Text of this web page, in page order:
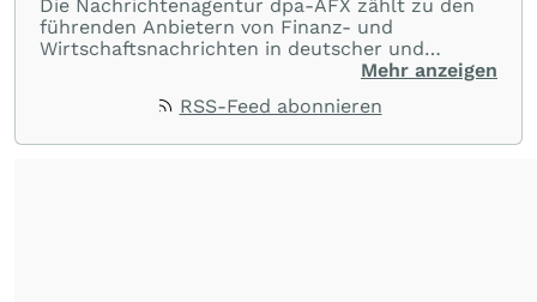
Die Nachrichtenagentur dpa-AFX zählt zu den
führenden Anbietern von Finanz- und
Wirtschaftsnachrichten in deutscher und
englischer Sprache. Gestützt auf ein
dpa-AFX unabhängig, zuverlässig und schnell
Mehr anzeigen
RSS-Feed abonnieren